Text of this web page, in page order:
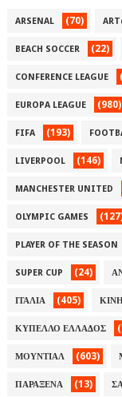
ARSENAL (70)
BEACH SOCCER (22)
CONFERENCE LEAGUE
EUROPA LEAGUE (980)
FIFA (193)
LIVERPOOL (146)
MANCHESTER UNITED
OLYMPIC GAMES
PLAYER OF THE SEASON
SUPER CUP (24)
ΙΤΑΛΙΑ (405)
ΚΥΠΕΛΛΟ ΕΛΛΑΔΟΣ
ΜΟΥΝΤΙΑΛ (603)
ΠΑΡΑΞΕΝΑ (13)